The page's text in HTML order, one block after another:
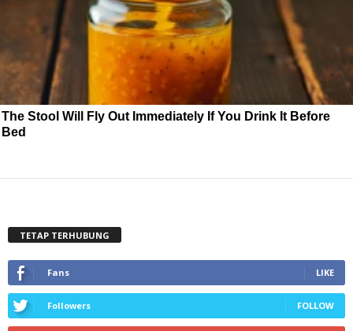
The Stool Will Fly Out Immediately If You Drink It Before
Bed
TETAP TERHUBUNG
Fans LIKE
Followers FOLLOW